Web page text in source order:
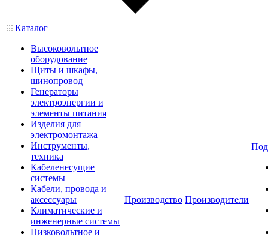
Каталог
Высоковольтное
оборудование
Щиты и шкафы,
шинопровод
Генераторы
электроэнергии и
элементы питания
Изделия для
электромонтажа
Инструменты,
техника
Кабеленесущие
системы
Кабели, провода и
аксессуары
Климатические и
инженерные системы
Низковольтное и
Производство Производители